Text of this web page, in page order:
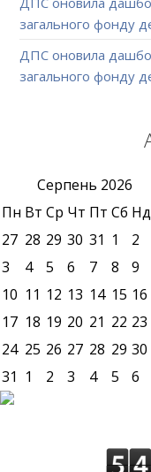
загального фонду
ДПС оновила
загального фонду
Серпень 2026
Пн Вт Ср Чт Пт Сб Нд
27 28 29 30 31 1
2
3
4 5 6 7 8
9
10 11 12 13 14 15 16
17 18 19 20 21 22 23
24 25 26 27 28 29 30
31 1 2 3 4 5 6